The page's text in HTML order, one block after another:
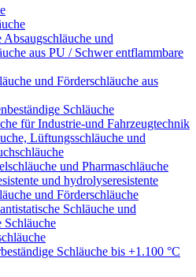
Absaugschläuche und
aus PU / Schwer entflammbare
und Förderschläuche aus
Schläuche
für Industrie-und Fahrzeugtechnik
Lüftungsschläuche und
und Pharmaschläuche
und hydrolyseresistente
und Förderschläuche
Schläuche und
Schläuche
Schläuche bis +1.100 °C